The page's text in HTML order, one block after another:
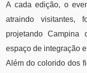
A cada edição, o
atraindo visitantes,
projetando Campina
espaço de integração
Além do colorido dos